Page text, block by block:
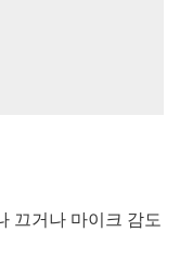
끄거나 마이크 감도